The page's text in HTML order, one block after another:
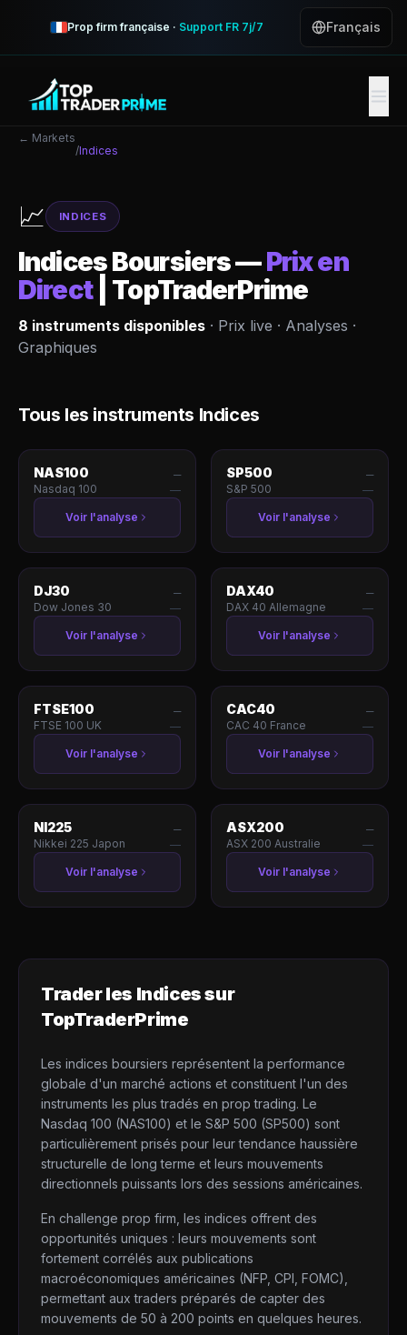
Prop firm française · Support FR 7j/7 Français
← Markets
/Indices
📈 INDICES
Indices Boursiers—Prix en
Direct
| TopTraderPrime
8 instruments disponibles · Prix live · Analyses ·
Graphiques
Tous les instruments Indices
NAS100
Nasdaq 100
—
—
Voir l'analyse
SP500
S&P 500
—
—
Voir l'analyse
DJ30
Dow Jones 30
—
—
Voir l'analyse
DAX40
DAX 40 Allemagne
—
—
Voir l'analyse
FTSE100
FTSE 100 UK
—
—
Voir l'analyse
CAC40
CAC 40 France
—
—
Voir l'analyse
NI225
Nikkei 225 Japon
—
—
Voir l'analyse
ASX200
ASX 200 Australie
—
—
Voir l'analyse
Trader les Indicessur
TopTraderPrime
Les indices boursiers représentent la performance
globale d'un marché actions et constituent l'un des
instruments les plus tradés en prop trading. Le
Nasdaq 100 (NAS100) et le S&P 500 (SP500) sont
particulièrement prisés pour leur tendance haussière
structurelle de long terme et leurs mouvements
directionnels puissants lors des sessions américaines.
En challenge prop firm, les indices offrent des
opportunités uniques : leurs mouvements sont
fortement corrélés aux publications
macroéconomiques américaines (NFP, CPI, FOMC),
permettant aux traders préparés de capter des
mouvements de 50 à 200 points en quelques heures.